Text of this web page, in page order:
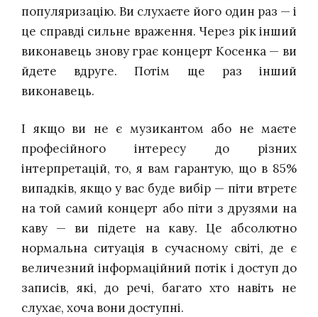
популяризацію. Ви слухаєте його один раз — і
це справді сильне враження. Через рік інший
виконавець знову грає концерт Косенка — ви
йдете вдруге. Потім ще раз інший
виконавець.
І якщо ви не є музикантом або не маєте
професійного інтересу до різних
інтерпретацій, то, я вам гарантую, що в 85%
випадків, якщо у вас буде вибір — піти втретє
на той самий концерт або піти з друзями на
каву — ви підете на каву. Це абсолютно
нормальна ситуація в сучасному світі, де є
величезний інформаційний потік і доступ до
записів, які, до речі, багато хто навіть не
слухає, хоча вони доступні.